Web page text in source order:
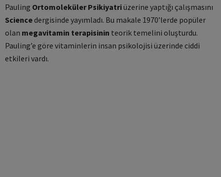
Pauling Ortomoleküler Psikiyatriüzerine yaptığı çalışmasını
Sciencedergisinde yayımladı. Bu makale 1970’lerde popüler
olan megavitamin terapisinin teorik temelini oluşturdu.
Pauling’e göre vitaminlerin insan psikolojisi üzerinde ciddi
etkileri vardı.